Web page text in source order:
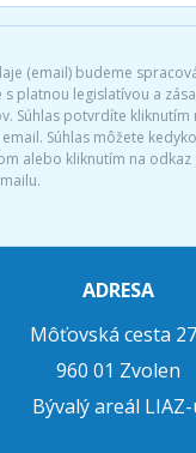
(email) budeme
s platnou legislatívou a
Súhlas potvrdíte kliknutím
Súhlas môžete
alebo kliknutím na
ADRESA
Môťovská cesta
960 01 Zvolen
Bývalý areál